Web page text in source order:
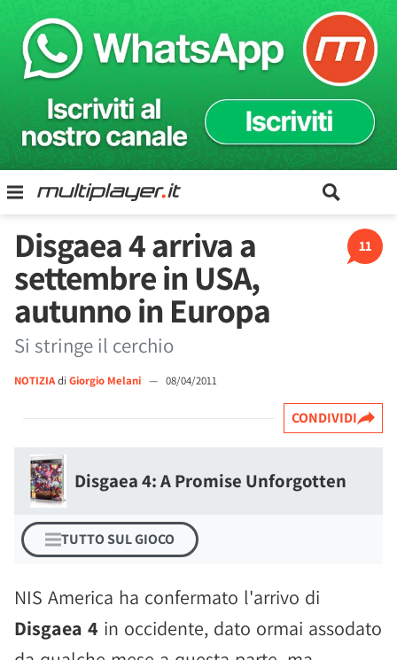
11
Disgaea 4 arriva a
settembre in USA,
autunno in Europa
Si stringe il cerchio
NOTIZIAdi Giorgio Melani — 08/04/2011
CONDIVIDI
Disgaea 4: A Promise Unforgotten
TUTTO SUL GIOCO
NIS America ha confermato l'arrivo di
Disgaea 4 in occidente, dato ormai assodato